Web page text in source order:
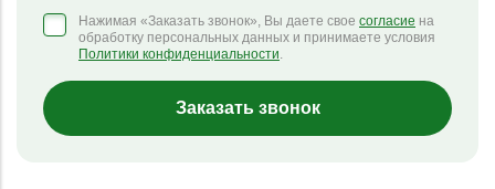
Нажимая «Заказать звонок», Вы даете свое согласие на
обработку персональных данных и принимаете условия
Политики конфиденциальности.
Заказать звонок